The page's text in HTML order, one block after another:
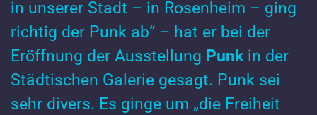
in unserer Stadt – in Rosenheim – ging
richtig der Punk ab“ – hat er bei der
Eröffnung der Ausstellung Punkin der
Städtischen Galerie gesagt. Punk sei
sehr divers. Es ginge um „die Freiheit